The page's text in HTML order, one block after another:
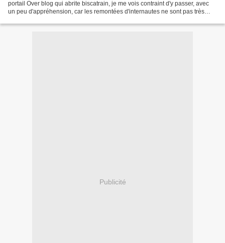
portail Over blog qui abrite biscatrain, je me vois contraint d'y passer, avec
un peu d'appréhension, car les remontées d'internautes ne sont pas très
Publicité